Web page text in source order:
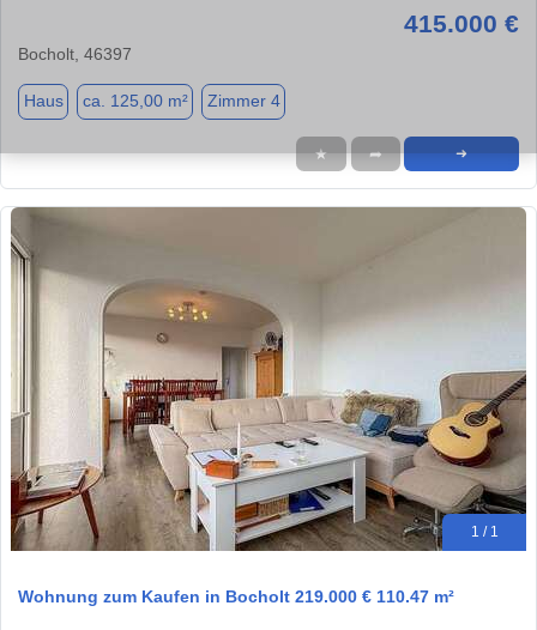
415.000 €
Bocholt, 46397
Haus ca. 125,00 m² Zimmer 4
★ ➦ ➜
1 / 1
Wohnung zum Kaufen in Bocholt 219.000 € 110.47 m²